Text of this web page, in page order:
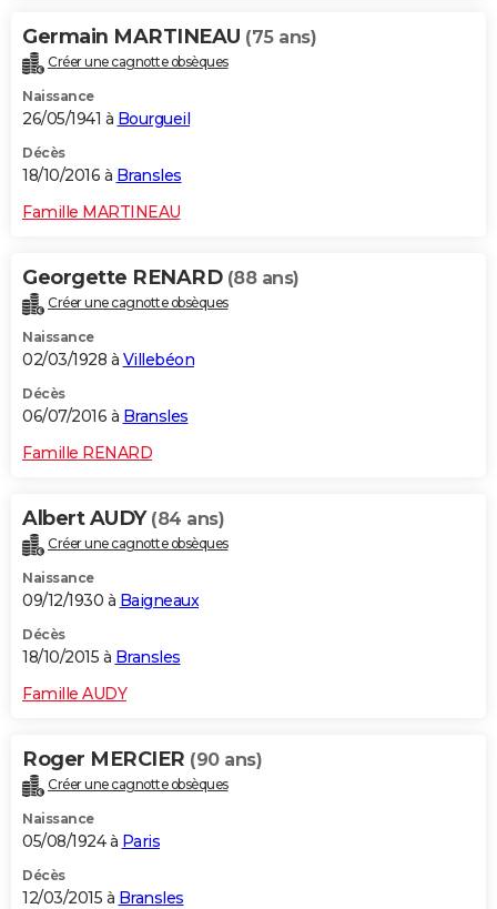
Germain MARTINEAU (75 ans)
Créer une cagnotte obsèques
Naissance
26/05/1941 à Bourgueil
Décès
18/10/2016 à Bransles
Famille MARTINEAU
Georgette RENARD (88 ans)
Créer une cagnotte obsèques
Naissance
02/03/1928 à Villebéon
Décès
06/07/2016 à Bransles
Famille RENARD
Albert AUDY (84 ans)
Créer une cagnotte obsèques
Naissance
09/12/1930 à Baigneaux
Décès
18/10/2015 à Bransles
Famille AUDY
Roger MERCIER (90 ans)
Créer une cagnotte obsèques
Naissance
05/08/1924 à Paris
Décès
12/03/2015 à Bransles